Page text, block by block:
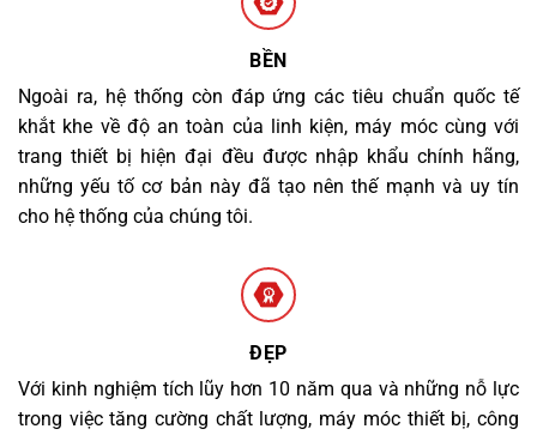
BỀN
Ngoài ra, hệ thống còn đáp ứng các tiêu chuẩn quốc tế
khắt khe về độ an toàn của linh kiện, máy móc cùng với
trang thiết bị hiện đại đều được nhập khẩu chính hãng,
những yếu tố cơ bản này đã tạo nên thế mạnh và uy tín
cho hệ thống của chúng tôi.
ĐẸP
Với kinh nghiệm tích lũy hơn 10 năm qua và những nỗ lực
trong việc tăng cường chất lượng, máy móc thiết bị, công